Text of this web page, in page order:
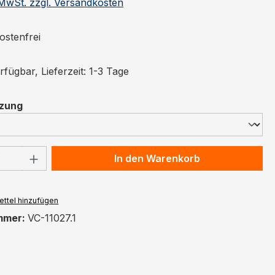
Lieferzeit: 1-3 Tage
auswählen
Anzahl: Gib den gewünschten Wert
In den Warenkorb
hinzufügen
VC-11027.1